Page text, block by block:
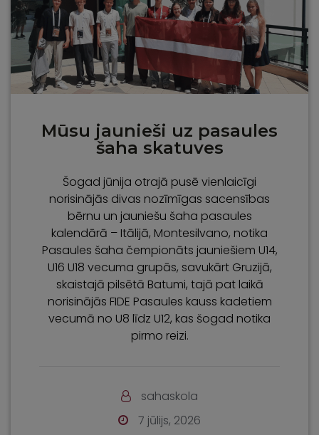
Mūsu jaunieši uz pasaules
šaha skatuves
Šogad jūnija otrajā pusē vienlaicīgi
norisinājās divas nozīmīgas sacensības
bērnu un jauniešu šaha pasaules
kalendārā – Itālijā, Montesilvano, notika
Pasaules šaha čempionāts jauniešiem U14,
U16 U18 vecuma grupās, savukārt Gruzijā,
skaistajā pilsētā Batumi, tajā pat laikā
norisinājās FIDE Pasaules kauss kadetiem
vecumā no U8 līdz U12, kas šogad notika
pirmo reizi.
sahaskola
7 jūlijs, 2026